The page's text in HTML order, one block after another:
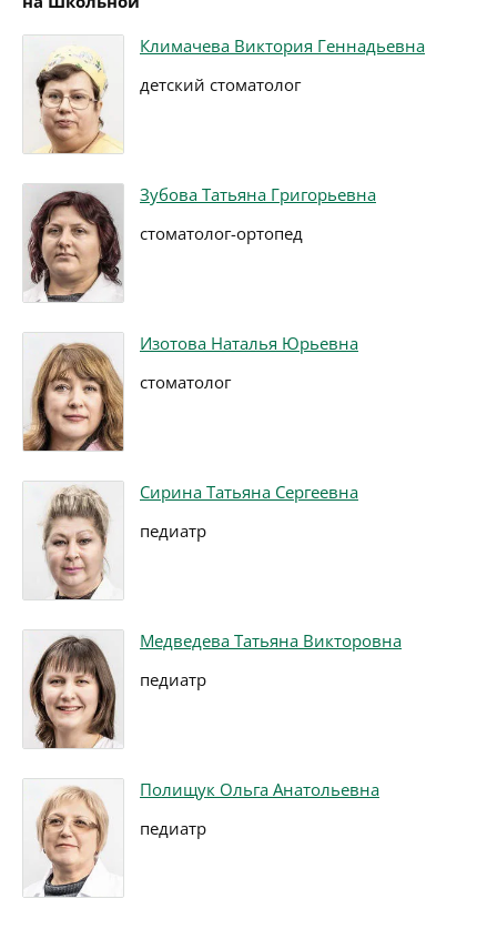
Климачева Виктория Геннадьевна
детский стоматолог
Зубова Татьяна Григорьевна
стоматолог-ортопед
Изотова Наталья Юрьевна
стоматолог
Сирина Татьяна Сергеевна
педиатр
Медведева Татьяна Викторовна
педиатр
Полищук Ольга Анатольевна
педиатр